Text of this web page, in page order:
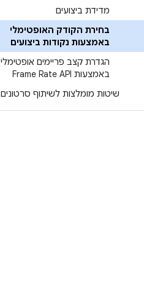
מדידת ביצועים
בחירת הקודק האופטימלי
באמצעות נקודות ביצועים
הגדרת קצב פריימים אופטימלי
באמצעות Frame Rate API
שיטות מומלצות לשיתוף סרטונים